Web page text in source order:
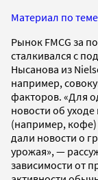
Материал по теме
Рынок FMCG за
сталкивался с
Нысанова из
например,
факторов. «Для
новости об
(например,
дали новости о
урожая», —
зависимости от